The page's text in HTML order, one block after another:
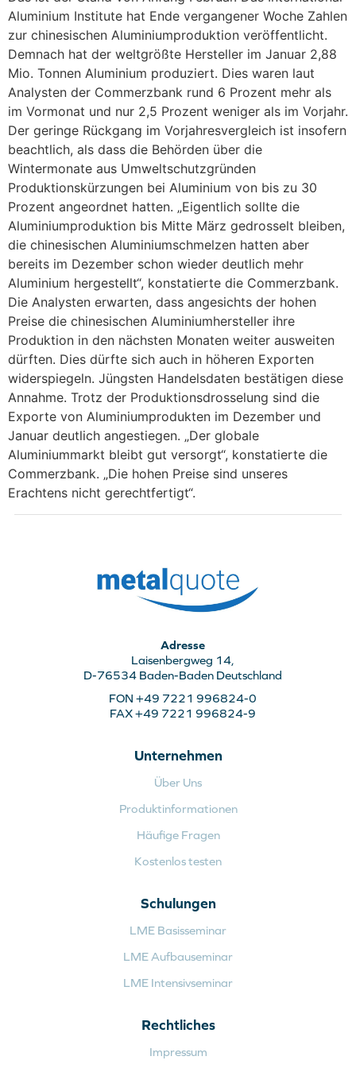
Aluminium Institute hat Ende vergangener Woche Zahlen
zur chinesischen Aluminiumproduktion veröffentlicht.
Demnach hat der weltgrößte Hersteller im Januar 2,88
Mio. Tonnen Aluminium produziert. Dies waren laut
Analysten der Commerzbank rund 6 Prozent mehr als
im Vormonat und nur 2,5 Prozent weniger als im Vorjahr.
Der geringe Rückgang im Vorjahresvergleich ist insofern
beachtlich, als dass die Behörden über die
Wintermonate aus Umweltschutzgründen
Produktionskürzungen bei Aluminium von bis zu 30
Prozent angeordnet hatten. „Eigentlich sollte die
Aluminiumproduktion bis Mitte März gedrosselt bleiben,
die chinesischen Aluminiumschmelzen hatten aber
bereits im Dezember schon wieder deutlich mehr
Aluminium hergestellt“, konstatierte die Commerzbank.
Die Analysten erwarten, dass angesichts der hohen
Preise die chinesischen Aluminiumhersteller ihre
Produktion in den nächsten Monaten weiter ausweiten
dürften. Dies dürfte sich auch in höheren Exporten
widerspiegeln. Jüngsten Handelsdaten bestätigen diese
Annahme. Trotz der Produktionsdrosselung sind die
Exporte von Aluminiumprodukten im Dezember und
Januar deutlich angestiegen. „Der globale
Aluminiummarkt bleibt gut versorgt“, konstatierte die
Commerzbank. „Die hohen Preise sind unseres
Erachtens nicht gerechtfertigt“.
Adresse
Laisenbergweg 14,
D-76534 Baden-Baden Deutschland
FON +49 7221 996824-0
FAX +49 7221 996824-9
Unternehmen
Über Uns
Produktinformationen
Häufige Fragen
Kostenlos testen
Schulungen
LME Basisseminar
LME Aufbauseminar
LME Intensivseminar
Rechtliches
Impressum